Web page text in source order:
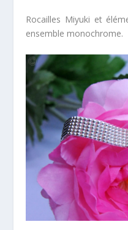
Rocailles Miyuki et
ensemble monochrome.